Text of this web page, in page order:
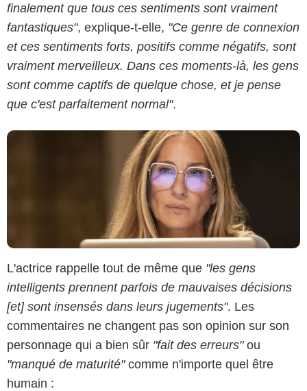
finalement que tous ces sentiments sont vraiment
fantastiques", explique-t-elle, "Ce genre de connexion
et ces sentiments forts, positifs comme négatifs, sont
vraiment merveilleux. Dans ces moments-là, les gens
sont comme captifs de quelque chose, et je pense
que c'est parfaitement normal".
L'actrice rappelle tout de même que "les gens
intelligents prennent parfois de mauvaises décisions
[et] sont insensés dans leurs jugements". Les
commentaires ne changent pas son opinion sur son
personnage qui a bien sûr "fait des erreurs"ou
"manqué de maturité"comme n'importe quel être
humain :